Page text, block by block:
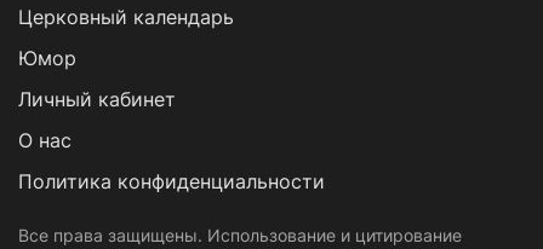
Церковный календарь
Юмор
Личный кабинет
О нас
Политика конфиденциальности
Все права защищены. Использование и цитирование